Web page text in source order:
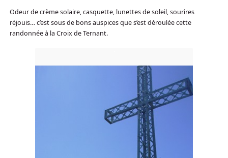
Odeur de crème solaire, casquette, lunettes de soleil, sourires
réjouis… c’est sous de bons auspices que s’est déroulée cette
randonnée à la Croix de Ternant.